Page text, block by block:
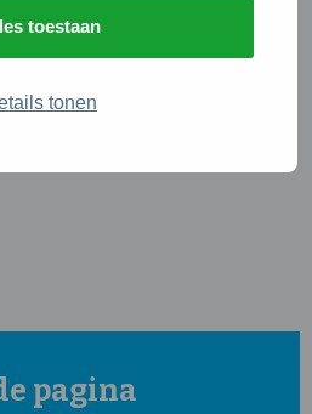
toestaan
tonen
een Nederlandse duit
we meten
pagina